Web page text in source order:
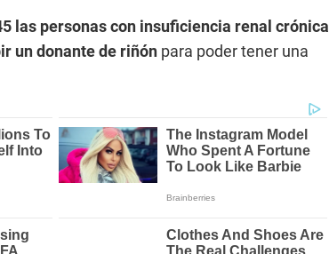
las personas con insuficiencia renal crónica
un donante de riñón para poder tener una